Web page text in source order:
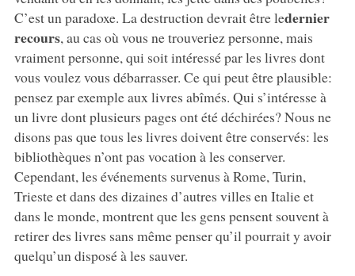
C’est un paradoxe. La destruction devrait être ledernier
recours, au cas où vous ne trouveriez personne, mais
vraiment personne, qui soit intéressé par les livres dont
vous voulez vous débarrasser. Ce qui peut être plausible:
pensez par exemple aux livres abîmés. Qui s’intéresse à
un livre dont plusieurs pages ont été déchirées? Nous ne
disons pas que tous les livres doivent être conservés: les
bibliothèques n’ont pas vocation à les conserver.
Cependant, les événements survenus à Rome, Turin,
Trieste et dans des dizaines d’autres villes en Italie et
dans le monde, montrent que les gens pensent souvent à
retirer des livres sans même penser qu’il pourrait y avoir
quelqu’un disposé à les sauver.